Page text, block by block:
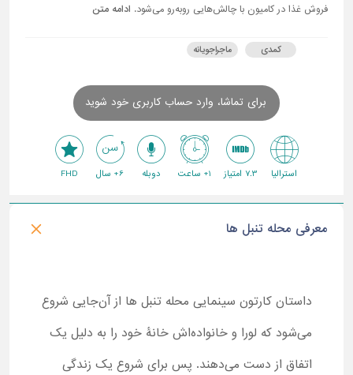
فروش غذا در کامیون با چالش‌هایی روبه‌رو می‌شود. ادامه متن
کمدی ماجراجویانه
برای تماشا، وارد حساب کاربری خود شوید
استرالیا 7.3 امتیاز 1+ ساعت دوبله 6+ سال FHD
معرفی محله تنبل ها
داستان کارتون سینمایی محله تنبل ها از آن‌جایی شروع
می‌شود که لورا و خانواده‌اش خانۀ خود را به دلیل یک
اتفاق از دست می‌دهند. پس برای شروع یک زندگی